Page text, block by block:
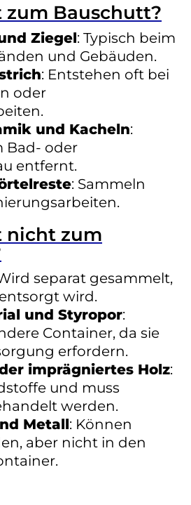
zum Bauschutt?
Ziegel: Typisch beim
und Gebäuden.
: Entstehen oft bei
oder
und Kacheln:
Bad- oder
entfernt.
: Sammeln
nicht zum
separat gesammelt,
wird.
und Styropor:
Container, da sie
erfordern.
imprägniertes Holz:
und muss
werden.
Metall: Können
aber nicht in den